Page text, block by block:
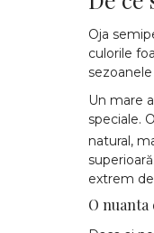
Oja
culorile
Un mare
speciale.
natural,
extrem
O